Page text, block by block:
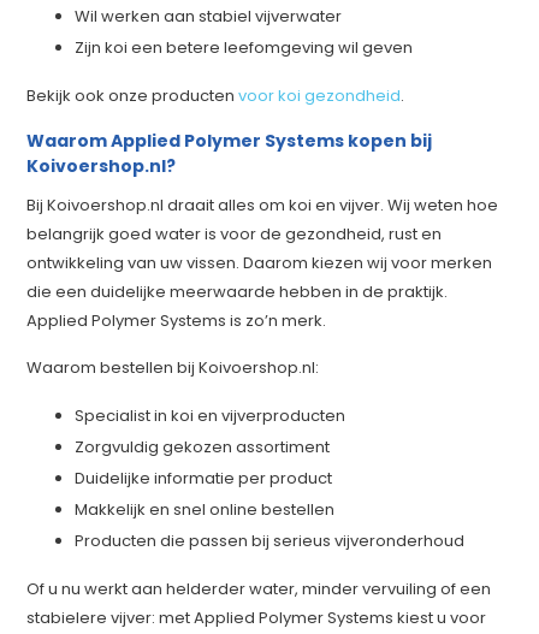
Wil werken aan stabiel vijverwater
Zijn koi een betere leefomgeving wil geven
Bekijk ook onze productenvoor koi gezondheid.
Waarom Applied Polymer Systems kopen bij
Koivoershop.nl?
Bij Koivoershop.nl draait alles om koi en vijver. Wij weten hoe
belangrijk goed water is voor de gezondheid, rust en
ontwikkeling van uw vissen. Daarom kiezen wij voor merken
die een duidelijke meerwaarde hebben in de praktijk.
Applied Polymer Systems is zo’n merk.
Waarom bestellen bij Koivoershop.nl:
Specialist in koi en vijverproducten
Zorgvuldig gekozen assortiment
Duidelijke informatie per product
Makkelijk en snel online bestellen
Producten die passen bij serieus vijveronderhoud
Of u nu werkt aan helderder water, minder vervuiling of een
stabielere vijver: met Applied Polymer Systems kiest u voor